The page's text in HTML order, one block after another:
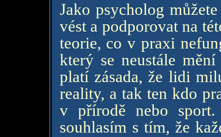
Jako psycholog
vést a podporovat na
teorie, co v praxi
který se neustále
platí zásada, že lidi
reality, a tak ten kdo
v přírodě nebo
souhlasím s tím, že